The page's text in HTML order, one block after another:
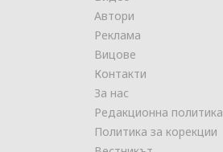
Автори
Реклама
Вицове
Контакти
За нас
Редакционна политика
Политика за корекции